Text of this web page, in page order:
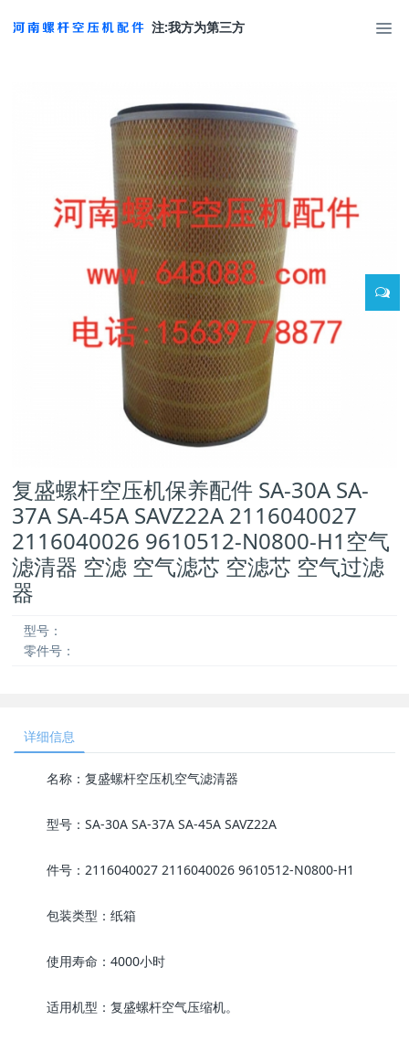
注:我方为第三方
复盛螺杆空压机保养配件 SA-30A SA-
37A SA-45A SAVZ22A 2116040027
2116040026 9610512-N0800-H1空气
滤清器 空滤 空气滤芯 空滤芯 空气过滤
器
型号：
零件号：
详细信息
名称：复盛螺杆空压机空气滤清器
型号：SA-30A SA-37A SA-45A SAVZ22A
件号：2116040027 2116040026 9610512-N0800-H1
包装类型：纸箱
使用寿命：4000小时
适用机型：复盛螺杆空气压缩机。